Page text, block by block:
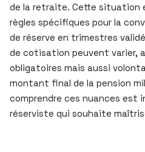
de la retraite. Cette situation
règles spécifiques pour la
de réserve en trimestres
de cotisation peuvent varier,
obligatoires mais aussi
montant final de la pension
comprendre ces nuances est
réserviste qui souhaite